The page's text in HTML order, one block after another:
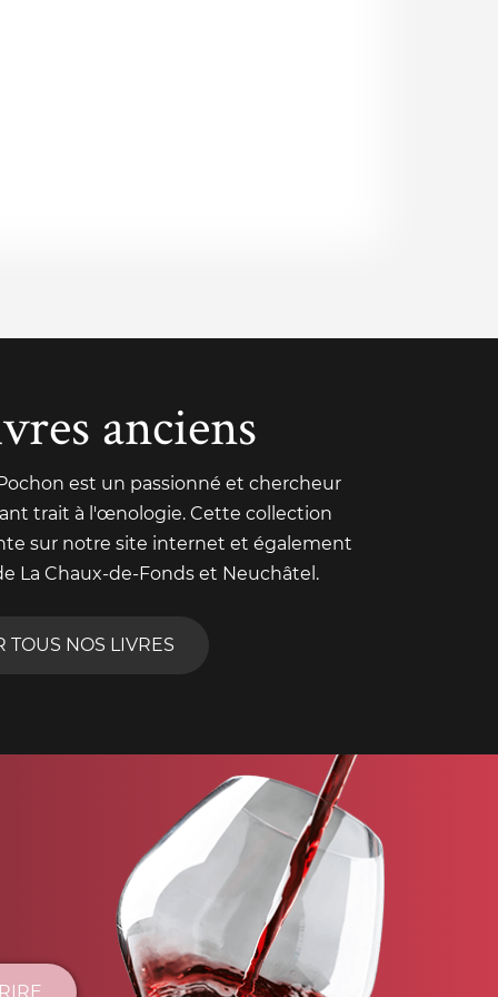
anciens
est un passionné et chercheur
trait à l'œnologie. Cette collection
sur notre site internet et également
La Chaux-de-Fonds et Neuchâtel.
TOUS NOS LIVRES